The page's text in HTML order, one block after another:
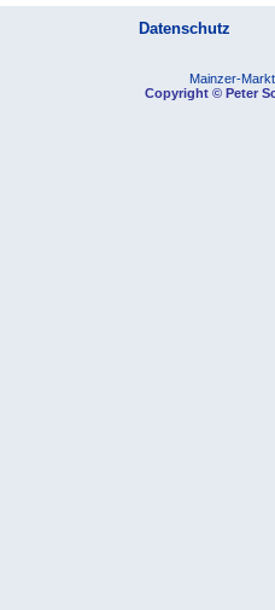
Datenschutz
Mainzer-
Copyright © Peter